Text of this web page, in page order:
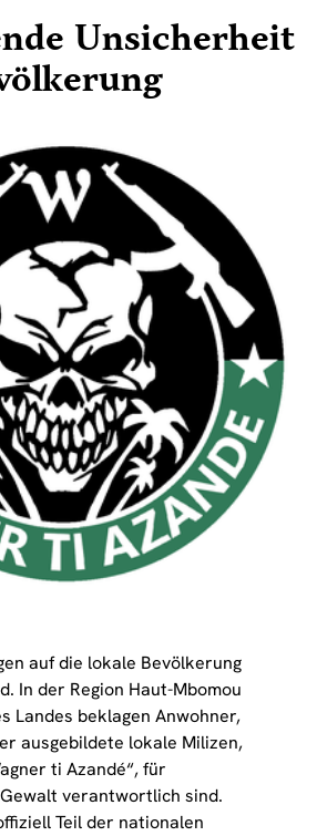
Unsicherheit
auf die lokale Bevölkerung
In der Region Haut-Mbomou
Landes beklagen Anwohner,
ausgebildete lokale Milizen,
ti Azandé“, für
verantwortlich sind.
Teil der nationalen